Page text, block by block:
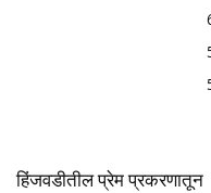
हिंजवडीतील प्रेम प्रकरणातून